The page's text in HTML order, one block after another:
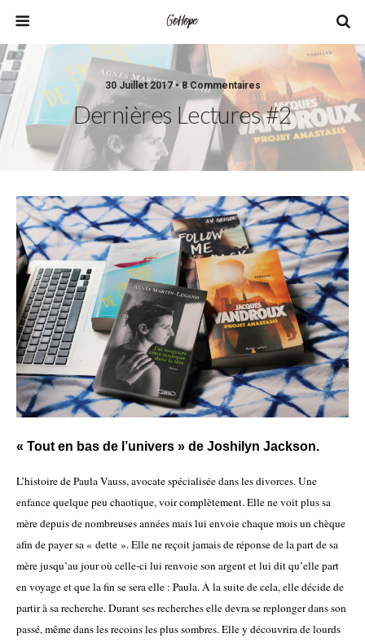
30 Juillet 2017 • 8 Commentaires
Dernières Lectures #2
« Tout en bas de l’univers » de Joshilyn Jackson.
L’histoire de Paula Vauss, avocate spécialisée dans les divorces. Une
enfance quelque peu chaotique, voir complètement. Elle ne voit plus sa
mère depuis de nombreuses années mais lui envoie chaque mois un chèque
afin de payer sa « dette ». Elle ne reçoit jamais de réponse de la part de sa
mère jusqu’au jour où celle-ci lui renvoie son argent et lui dit qu’elle part
en voyage et que la fin se sera elle : Paula. À la suite de cela, elle décide de
partir à sa recherche. Durant ses recherches elle devra se replonger dans son
passé, même dans les recoins les plus sombres. Elle y découvrira de lourds